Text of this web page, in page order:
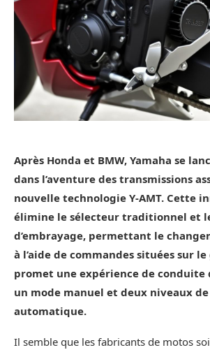
Après Honda et BMW, Yamaha se
dans l’aventure des transmissions
nouvelle technologie Y-AMT. Cette
élimine le sélecteur traditionnel et
d’embrayage, permettant le
à l’aide de commandes situées sur
promet une expérience de conduite
un mode manuel et deux niveaux
automatique.
Il semble que les fabricants de motos